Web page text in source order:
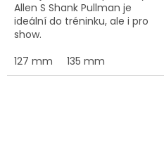
Allen S Shank Pullman je
ideální do tréninku, ale i pro
show.
127 mm
135 mm